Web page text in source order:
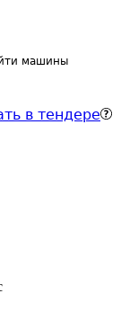
машины
в тендере